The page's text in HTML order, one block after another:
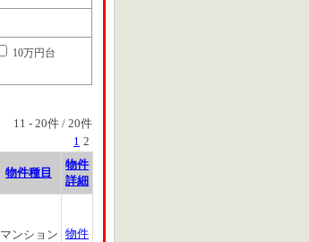
10万円台
11 - 20件 / 20件
1 2
物件種目
物件
詳細
マンション 物件